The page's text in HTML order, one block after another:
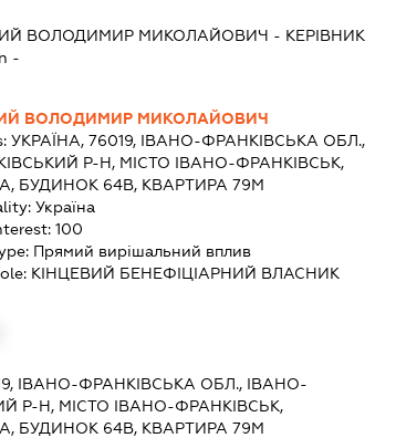
ВОЛОДИМИР МИКОЛАЙОВИЧ - КЕРІВНИК
-
ВОЛОДИМИР МИКОЛАЙОВИЧ
УКРАЇНА, 76019, ІВАНО-ФРАНКІВСЬКА ОБЛ.,
Р-Н, МІСТО ІВАНО-ФРАНКІВСЬК,
БУДИНОК 64В, КВАРТИРА 79М
Україна
100
Прямий вирішальний вплив
КІНЦЕВИЙ БЕНЕФІЦІАРНИЙ ВЛАСНИК
ІВАНО-ФРАНКІВСЬКА ОБЛ., ІВАНО-
Р-Н, МІСТО ІВАНО-ФРАНКІВСЬК,
БУДИНОК 64В, КВАРТИРА 79М